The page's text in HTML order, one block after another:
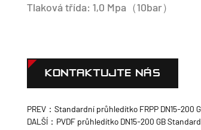
Tlaková třída: 1,0 Mpa（10bar）
KONTAKTUJTE NÁS
PREV：Standardní průhledítko FRPP DN15-200
DALŠÍ：PVDF průhledítko DN15-200 GB Standard